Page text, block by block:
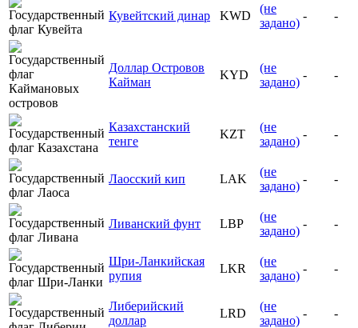
Кувейтский динар KWD
(не
задано)
- -
Доллар Островов
Кайман
KYD
(не
задано)
- -
Казахстанский
тенге
KZT
(не
задано)
- -
Лаосский кип LAK
(не
задано)
- -
Ливанский фунт LBP
(не
задано)
- -
Шри-Ланкийская
рупия
LKR
(не
задано)
- -
Либерийский
доллар
LRD
(не
задано)
- -